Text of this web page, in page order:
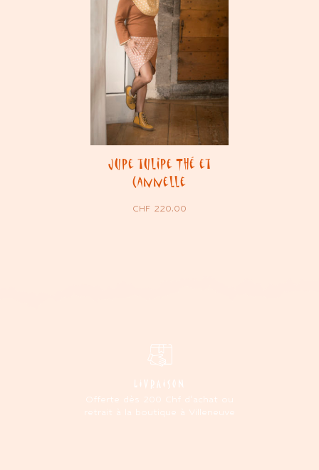
Jupe tulipe Thé et
Cannelle
CHF 220.00
LIVRAISON
Offerte dès 200 Chf d'achat ou
retrait à la boutique à Villeneuve